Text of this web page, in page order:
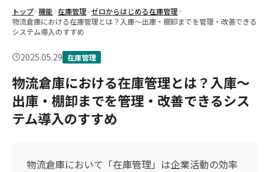
トップ>機能>在庫管理>ゼロからはじめる在庫管理>
物流倉庫における在庫管理とは？入庫〜出庫・棚卸までを管理・改善できる
システム導入のすすめ
2025.05.29 在庫管理
物流倉庫における在庫管理とは？入庫〜
出庫・棚卸までを管理・改善できるシス
テム導入のすすめ
物流倉庫において「在庫管理」は企業活動の効率